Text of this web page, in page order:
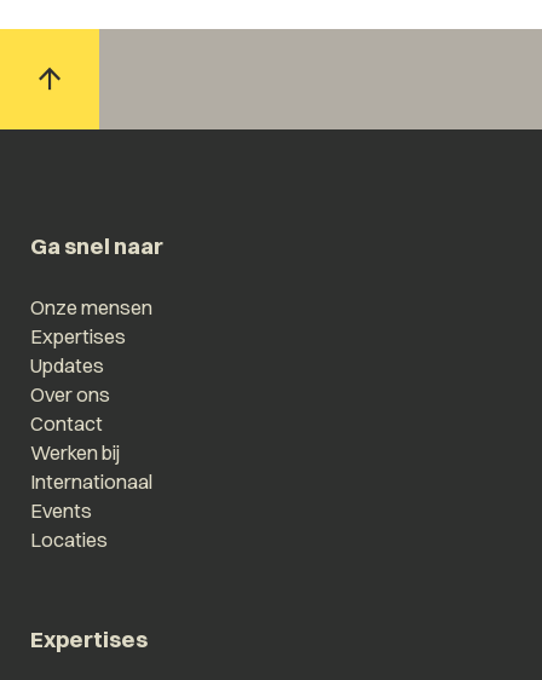
Ga snel naar
Onze mensen
Expertises
Updates
Over ons
Contact
Werken bij
Internationaal
Events
Locaties
Expertises